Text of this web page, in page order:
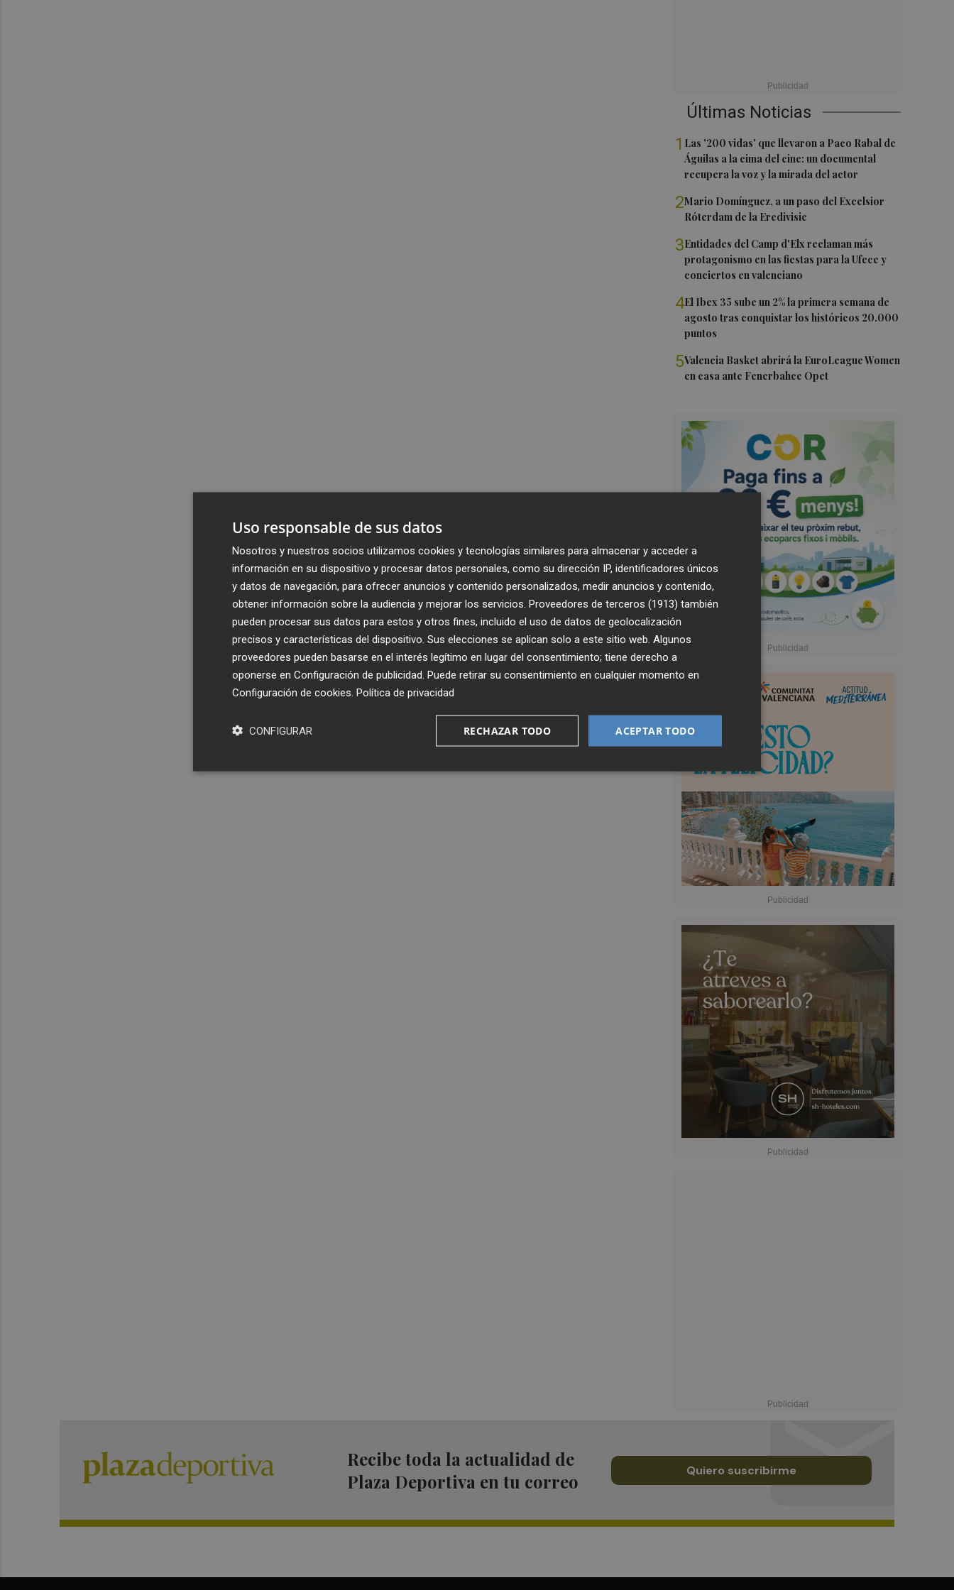
Últimas Noticias
1 Las '200 vidas' que llevaron a Paco Rabal de
Águilas a la cima del cine: un documental
recupera la voz y la mirada del actor
2Mario Domínguez, a un paso del Excelsior
Róterdam de la Eredivisie
3Entidades del Camp d'Elx reclaman más
protagonismo en las fiestas para la Ufece y
conciertos en valenciano
4El Ibex 35 sube un 2% la primera semana de
agosto tras conquistar los históricos 20.000
puntos
5Valencia Basket abrirá la EuroLeague Women
en casa ante Fenerbahce Opet
Recibe toda la actualidad de
Plaza Deportiva en tu correo
Quiero suscribirme
Uso responsable de sus datos
Nosotros y nuestros socios utilizamos cookies y tecnologías similares para almacenar y acceder a
información en su dispositivo y procesar datos personales, como su dirección IP, identificadores únicos
y datos de navegación, para ofrecer anuncios y contenido personalizados, medir anuncios y contenido,
obtener información sobre la audiencia y mejorar los servicios. Proveedores de terceros (1913) también
pueden procesar sus datos para estos y otros fines, incluido el uso de datos de geolocalización
precisos y características del dispositivo. Sus elecciones se aplican solo a este sitio web. Algunos
proveedores pueden basarse en el interés legítimo en lugar del consentimiento; tiene derecho a
oponerse en Configuración de publicidad . Puede retirar su consentimiento en cualquier momento en
Configuración de cookies Política de privacidad
ACEPTAR TODO
RECHAZAR TODO
CONFIGURAR